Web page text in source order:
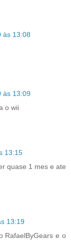
às 13:08
às 13:09
o wii
13:15
quase 1 mes e ate
13:19
RafaelByGears e o